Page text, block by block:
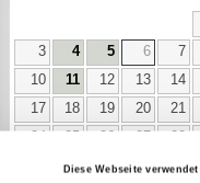
Diese Webseite
3
4 5 6 7
10
11 12 13 14
17
18 19 20 21